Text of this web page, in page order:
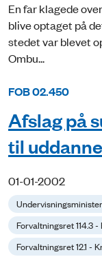
En far klagede
blive optaget på
stedet var blevet
Ombu...
FOB 02.450
Afslag på
til
01-01-2002
Forvaltningsret 114.3
Forvaltningsret 12.1 -